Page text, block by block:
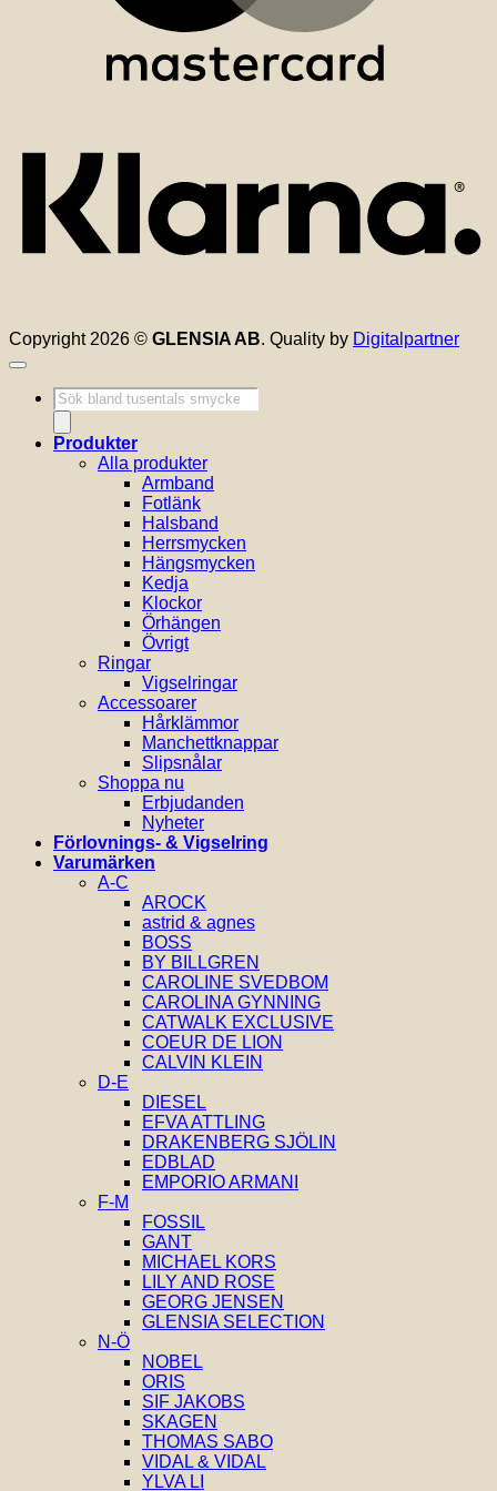
Copyright 2026 © GLENSIA AB. Quality by Digitalpartner
Produktsökning
Produkter
Alla produkter
Armband
Fotlänk
Halsband
Herrsmycken
Hängsmycken
Kedja
Klockor
Örhängen
Övrigt
Ringar
Vigselringar
Accessoarer
Hårklämmor
Manchettknappar
Slipsnålar
Shoppa nu
Erbjudanden
Nyheter
Förlovnings- & Vigselring
Varumärken
A-C
AROCK
astrid & agnes
BOSS
BY BILLGREN
CAROLINE SVEDBOM
CAROLINA GYNNING
CATWALK EXCLUSIVE
COEUR DE LION
CALVIN KLEIN
D-E
DIESEL
EFVA ATTLING
DRAKENBERG SJÖLIN
EDBLAD
EMPORIO ARMANI
F-M
FOSSIL
GANT
MICHAEL KORS
LILY AND ROSE
GEORG JENSEN
GLENSIA SELECTION
N-Ö
NOBEL
ORIS
SIF JAKOBS
SKAGEN
THOMAS SABO
VIDAL & VIDAL
YLVA LI